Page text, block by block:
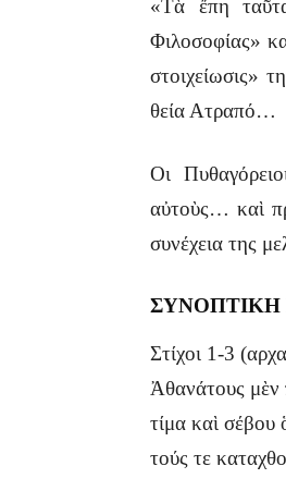
«Τὰ ἔπη
Φιλοσοφίας»
στοιχείωσις»
θεία Ατραπό…
Οι
αὐτοὺς… καὶ
συνέχεια της
Στίχοι 1-3
Ἀθανάτους μὲν
τίμα καὶ σέβου
τούς τε